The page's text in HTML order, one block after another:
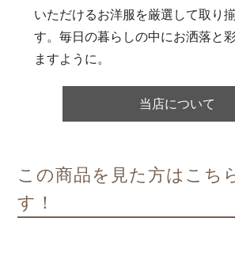
いただけるお洋服を厳選して取り
す。毎日の暮らしの中にお洒落と
ますように。
当店について
この商品を見た方はこち
す！